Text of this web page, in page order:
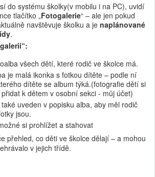
do systému školky(v mobilu i na PC), uvidí
tlačítko „Fotogalerie“ – ale jen pokud
navštěvuje školku a je naplánované
.
všech dětí, které rodič ve školce má.
je malá ikonka s fotkou dítěte – podle ní
dítěte se album týká.(fotografie dětí si
k dětem v osobní sekci - můj účet)
uveden v popisku alba, aby měl rodič
jsou.
si prohlížet a stahovat
přehled, co děti ve školce dělají – a mohou
v jejich třídě.